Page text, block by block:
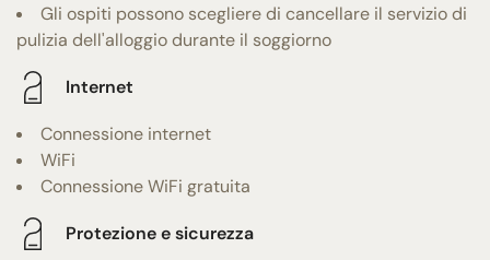
Gli ospiti possono scegliere di cancellare il servizio di
pulizia dell'alloggio durante il soggiorno
Internet
Connessione internet
WiFi
Connessione WiFi gratuita
Protezione e sicurezza